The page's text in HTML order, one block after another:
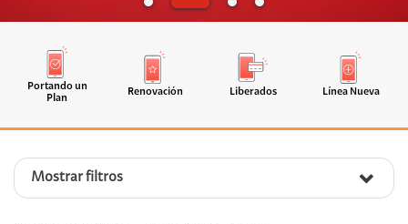
Portando un
Plan
Renovación Liberados Línea Nueva
Mostrar filtros